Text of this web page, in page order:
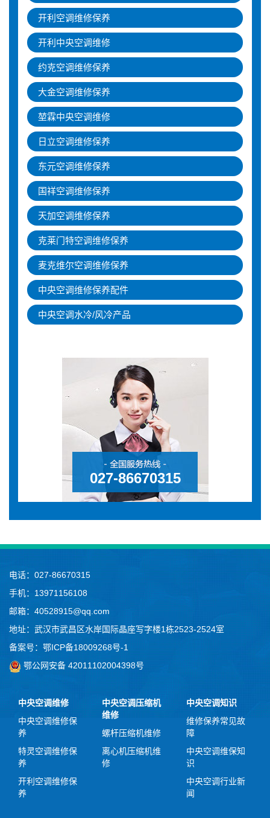
开利空调维修保养
开利中央空调维修
约克空调维修保养
大金空调维修保养
堃霖中央空调维修
日立空调维修保养
东元空调维修保养
国祥空调维修保养
天加空调维修保养
克莱门特空调维修保养
麦克维尔空调维修保养
中央空调维修保养配件
中央空调水冷/风冷产品
027-86670315
电话：027-86670315
手机：13971156108
邮箱：40528915@qq.com
地址：武汉市武昌区水岸国际晶座写字楼1栋2523-2524室
备案号： 鄂ICP备18009268号-1
鄂公网安备 42011102004398号
中央空调维修
中央空调维修保
养
特灵空调维修保
养
开利空调维修保
养
中央空调压缩机
维修
螺杆压缩机维修
离心机压缩机维
修
中央空调知识
维修保养常见故
障
中央空调维保知
识
中央空调行业新
闻